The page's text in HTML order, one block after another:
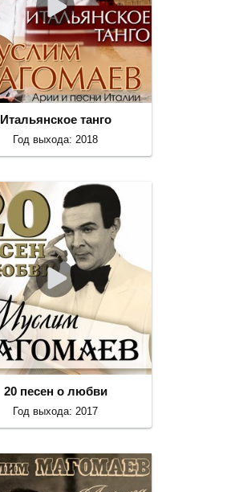
Итальянское танго
Год выхода: 2018
20 песен о любви
Год выхода: 2017